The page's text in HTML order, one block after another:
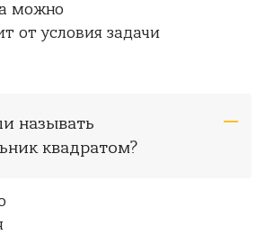
можно
от условия задачи
называть
квадратом?